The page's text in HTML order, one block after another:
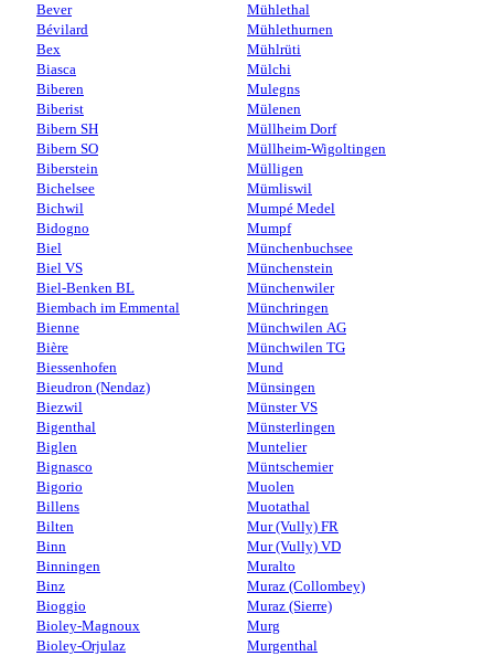
Bever
Bévilard
Bex
Biasca
Biberen
Biberist
Bibern SH
Bibern SO
Biberstein
Bichelsee
Bichwil
Bidogno
Biel
Biel VS
Biel-Benken BL
Biembach im Emmental
Bienne
Bière
Biessenhofen
Bieudron (Nendaz)
Biezwil
Bigenthal
Biglen
Bignasco
Bigorio
Billens
Bilten
Binn
Binningen
Binz
Bioggio
Bioley-Magnoux
Bioley-Orjulaz
Mühlethal
Mühlethurnen
Mühlrüti
Mülchi
Mulegns
Mülenen
Müllheim Dorf
Müllheim-Wigoltingen
Mülligen
Mümliswil
Mumpé Medel
Mumpf
Münchenbuchsee
Münchenstein
Münchenwiler
Münchringen
Münchwilen AG
Münchwilen TG
Mund
Münsingen
Münster VS
Münsterlingen
Muntelier
Müntschemier
Muolen
Muotathal
Mur (Vully) FR
Mur (Vully) VD
Muralto
Muraz (Collombey)
Muraz (Sierre)
Murg
Murgenthal